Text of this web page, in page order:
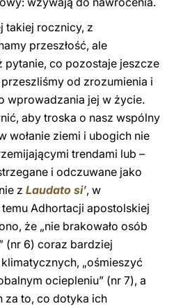
takiej rocznicy, z
przeszłość, ale
pytanie, co pozostaje jeszcze
od zrozumienia i
wprowadzania jej w życie.
aby troska o nasz wspólny
wołanie ziemi i ubogich nie
trendami lub –
i odczuwane jako
z Laudato si’, w
Adhortacji apostolskiej
że „nie brakowało osób
(nr 6) coraz bardziej
„ośmieszyć
ociepleniu” (nr 7), a
za to, co dotyka ich